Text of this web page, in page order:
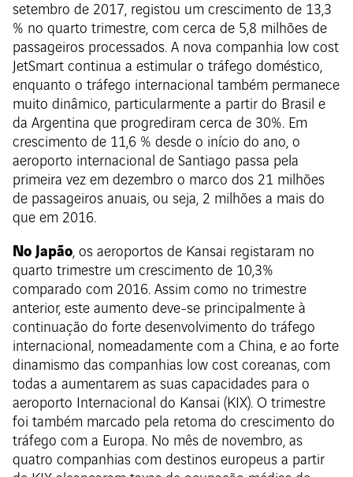
setembro de 2017, registou um crescimento de 13,3
% no quarto trimestre, com cerca de 5,8 milhões de
passageiros processados. A nova companhia low cost
JetSmart continua a estimular o tráfego doméstico,
enquanto o tráfego internacional também permanece
muito dinâmico, particularmente a partir do Brasil e
da Argentina que progrediram cerca de 30%. Em
crescimento de 11,6 % desde o início do ano, o
aeroporto internacional de Santiago passa pela
primeira vez em dezembro o marco dos 21 milhões
de passageiros anuais, ou seja, 2 milhões a mais do
que em 2016.
No Japão, os aeroportos de Kansai registaram no
quarto trimestre um crescimento de 10,3%
comparado com 2016. Assim como no trimestre
anterior, este aumento deve-se principalmente à
continuação do forte desenvolvimento do tráfego
internacional, nomeadamente com a China, e ao forte
dinamismo das companhias low cost coreanas, com
todas a aumentarem as suas capacidades para o
aeroporto Internacional do Kansai (KIX). O trimestre
foi também marcado pela retoma do crescimento do
tráfego com a Europa. No mês de novembro, as
quatro companhias com destinos europeus a partir